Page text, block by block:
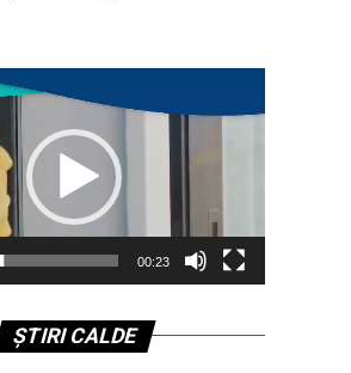
00:23
ȘTIRI CALDE